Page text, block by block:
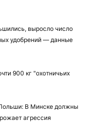
выросло число
удобрений — данные
900 кг "охотничьих
В Минске должны
агрессия